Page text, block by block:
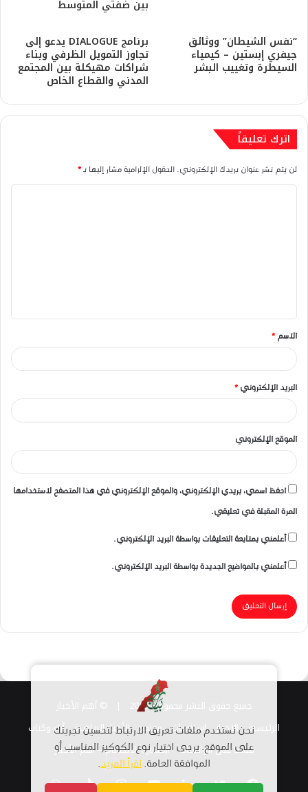
بين ضفتي المتوسط
“نفس الشيطان” ووثائق
جيفري إبستين – كيمياء
السيطرة وتغييب البشر
برنامج DIALOGUE يدعو إلى
تجاوز التمويل الظرفي وبناء
شراكات مهيكلة بين المجتمع
المدني والقطاع الخاص
اترك تعليقاً
لن يتم نشر عنوان بريدك الإلكتروني. الحقول الإلزامية مشار إليها بـ*
ق
*
الاسم *
البريد الإلكتروني *
الموقع الإلكتروني
احفظ اسمي، بريدي الإلكتروني، والموقع الإلكتروني في هذا المتصفح لاستخدامها
المرة المقبلة في تعليقي.
أعلمني بمتابعة التعليقات بواسطة البريد الإلكتروني.
أعلمني بالمواضيع الجديدة بواسطة البريد الإلكتروني.
جميع حقوق النشر محفوظة 2026 |
الرئيسية
الاخبار اسلاميات مجتمع الأخبار الرياضية أراء وكتاب
قناتنا على الواتساب استمارة الانضمام – أهم الأخبار
فيسبوكتويتر لينكدإنيوتيوبانستقرامTikTokواتساب
نحن نستخدم ملفات تعريف الارتباط لتحسين تجربتك
على الموقع. يرجى اختيار نوع الكوكيز المناسب أو
الموافقة العامة.اقرأ المزيد.